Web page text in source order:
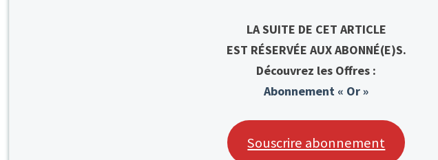
LA SUITE DE CET ARTICLE
EST RÉSERVÉE AUX ABONNÉ(E)S.
Découvrez les Offres :
Abonnement « Or »
Souscrire abonnement